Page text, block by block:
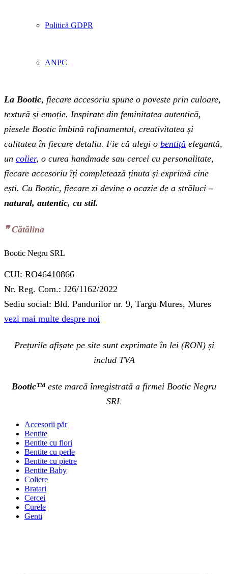
Politică GDPR
ANPC
La Bootic, fiecare accesoriu spune o poveste prin culoare,
textură și emoție. Inspirate din feminitatea autentică,
piesele Bootic îmbină rafinamentul, creativitatea și
calitatea în fiecare detaliu. Fie că alegi o bentiță elegantă,
un colier, o curea handmade sau cercei cu personalitate,
fiecare accesoriu îți completează ținuta și exprimă cine
ești. Cu Bootic, fiecare zi devine o ocazie de a străluci –
natural, autentic, cu stil.
❞‬ Cătălina
Bootic Negru SRL
CUI: RO46410866
Nr. Reg. Com.: J26/1162/2022
Sediu social: Bld. Pandurilor nr. 9, Targu Mures, Mures
vezi mai multe despre noi
Prețurile afișate pe site sunt exprimate în lei (RON) și
includ TVA
Bootic™ este marcă înregistrată a firmei Bootic Negru
SRL
Accesorii păr
Bențite
Bentite cu flori
Bentite cu perle
Bentite cu pietre
Bentite Baby
Coliere
Bratari
Cercei
Curele
Genti